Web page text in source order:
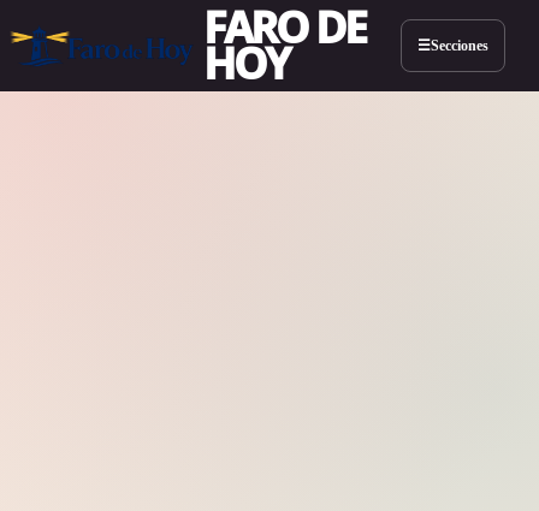
FARO DE
HOY ☰Secciones